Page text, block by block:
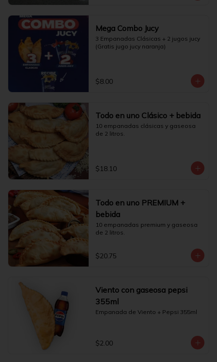
Mega Combo Jucy
3 Empanadas Clásicas + 2 jugos jucy
(Gratis jugo jucy naranja)
$8.00
Todo en uno Clásico + bebida
10 empanadas clásicas y gaseosa
de 2 litros.
$18.10
Todo en uno PREMIUM +
bebida
10 empanadas premium y gaseosa
de 2 litros.
$20.75
Viento con gaseosa pepsi
355ml
Empanada de Viento + Pepsi 355ml
$2.00